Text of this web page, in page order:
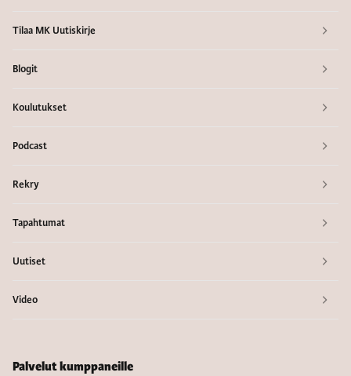
Tilaa MK Uutiskirje
Blogit
Koulutukset
Podcast
Rekry
Tapahtumat
Uutiset
Video
Palvelut kumppaneille